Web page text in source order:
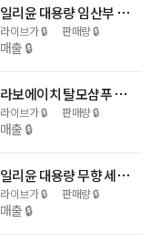
일리윤 대용량 임산부 무향 튼살크림 330ml+200ml
라이브가🔒 판매량🔒
매출 🔒
라보에이치 탈모샴푸 약산성 대용량 두피 비건 400ml+400ml리필+180ml
라이브가🔒 판매량🔒
매출 🔒
일리윤 대용량 무향 세라마이드 아토 집중 크림 200ml+200ml+30ml
라이브가🔒 판매량🔒
매출 🔒